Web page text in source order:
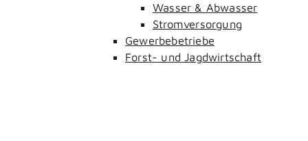
Wasser & Abwasser
Stromversorgung
Gewerbebetriebe
Forst- und Jagdwirtschaft